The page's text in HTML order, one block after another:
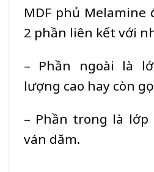
MDF phủ Melamine
2 phần liên kết với
– Phần ngoài là
lượng cao hay còn
– Phần trong là lớp
ván dăm.